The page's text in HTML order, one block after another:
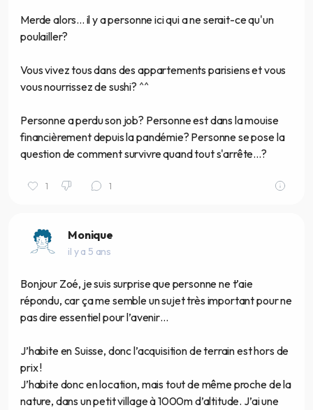
Merde alors... il y a personne ici qui a ne serait-ce qu'un
poulailler?
Vous vivez tous dans des appartements parisiens et vous
vous nourrissez de sushi? ^^
Personne a perdu son job? Personne est dans la mouise
financièrement depuis la pandémie? Personne se pose la
question de comment survivre quand tout s'arrête...?
1 1
Monique
il y a 5 ans
Bonjour Zoé, je suis surprise que personne ne t’aie
répondu, car ça me semble un sujet très important pour ne
pas dire essentiel pour l’avenir…
J’habite en Suisse, donc l’acquisition de terrain est hors de
prix !
J’habite donc en location, mais tout de même proche de la
nature, dans un petit village à 1000m d’altitude. J’ai une